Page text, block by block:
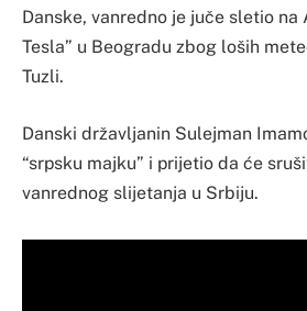
Danske, vanredno je juče sletio na
Tesla” u Beogradu zbog loših
Tuzli.
Danski državljanin Sulejman
“srpsku majku” i prijetio da će
vanrednog slijetanja u Srbiju.